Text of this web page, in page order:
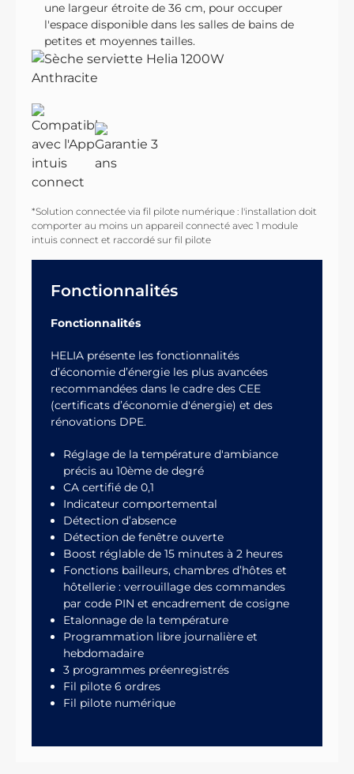
une largeur étroite de 36 cm, pour occuper
l'espace disponible dans les salles de bains de
petites et moyennes tailles.
*Solution connectée via fil pilote numérique : l'installation doit
comporter au moins un appareil connecté avec 1 module
intuis connect et raccordé sur fil pilote
Fonctionnalités
Fonctionnalités
HELIA présente les fonctionnalités
d’économie d’énergie les plus avancées
recommandées dans le cadre des CEE
(certificats d’économie d'énergie) et des
rénovations DPE.
Réglage de la température d'ambiance
précis au 10ème de degré
CA certifié de 0,1
Indicateur comportemental
Détection d’absence
Détection de fenêtre ouverte
Boost réglable de 15 minutes à 2 heures
Fonctions bailleurs, chambres d’hôtes et
hôtellerie : verrouillage des commandes
par code PIN et encadrement de cosigne
Etalonnage de la température
Programmation libre journalière et
hebdomadaire
3 programmes préenregistrés
Fil pilote 6 ordres
Fil pilote numérique